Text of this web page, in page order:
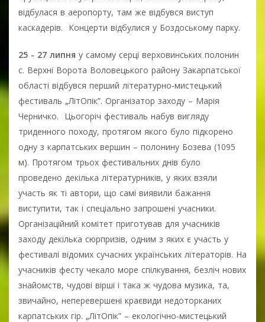
відбулася в аеропорту, там же відбувся виступ
каскадерів. Концерти відбулися у Боздоському парку.
25 - 27 липня у самому серці верховинських полонин
с. Верхні Ворота Воловецького району Закарпатської
області відбувся перший літературно-мистецький
фестиваль „ЛітОпік”. Організатор заходу – Марія
Черничко. Цьогоріч фестиваль набув вигляду
триденного походу, протягом якого було підкорено
одну з карпатських вершин – полонину Бозева (1095
м). Протягом трьох фестивальних днів було
проведено декілька літературників, у яких взяли
участь як ті автори, що самі виявили бажання
виступити, так і спеціально запрошені учасники.
Організаційний комітет приготував для учасників
заходу декілька сюрпризів, одним з яких є участь у
фестивалі відомих сучасних українських літераторів. На
учасників фесту чекало море спілкування, безліч нових
знайомств, чудові вірші і така ж чудова музика, та,
звичайно, неперевершені краєвиди недоторканих
карпатських гір. „ЛітОпік” – екологічно-мистецький